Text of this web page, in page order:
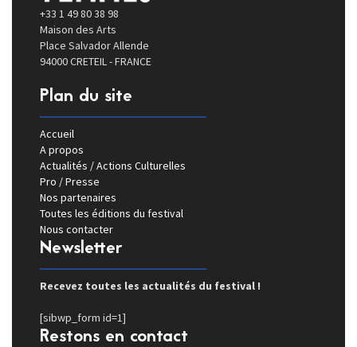
+33 1 49 80 38 98
Maison des Arts
Place Salvador Allende
94000 CRETEIL - FRANCE
Plan du site
Accueil
A propos
Actualités / Actions Culturelles
Pro / Presse
Nos partenaires
Toutes les éditions du festival
Nous contacter
Newsletter
Recevez toutes les actualités du festival !
[sibwp_form id=1]
Restons en contact